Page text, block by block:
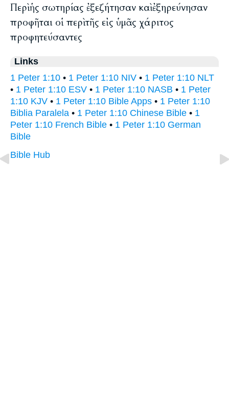
Περὶ ἡς σωτηρίας ἐξεζήτησαν καὶ ἐξηρεύνησαν
προφῆται οἱ περὶ τῆς εἰς ὑμᾶς χάριτος
προφητεύσαντες
Links
1 Peter 1:10 • 1 Peter 1:10 NIV • 1 Peter 1:10 NLT
• 1 Peter 1:10 ESV • 1 Peter 1:10 NASB • 1 Peter
1:10 KJV • 1 Peter 1:10 Bible Apps • 1 Peter 1:10
Biblia Paralela • 1 Peter 1:10 Chinese Bible • 1
Peter 1:10 French Bible • 1 Peter 1:10 German
Bible
Bible Hub